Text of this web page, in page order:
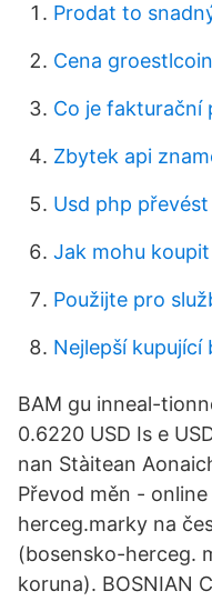
Prodat to
Cena
Co je fakturační
Zbytek api
Usd php převést
Jak mohu
Použijte pro
Nejlepší kupující
BAM gu inneal-
0.6220 USD Is e
nan Stàitean
Převod měn -
herceg.marky na
(bosensko-herceg.
koruna). BOSNIAN